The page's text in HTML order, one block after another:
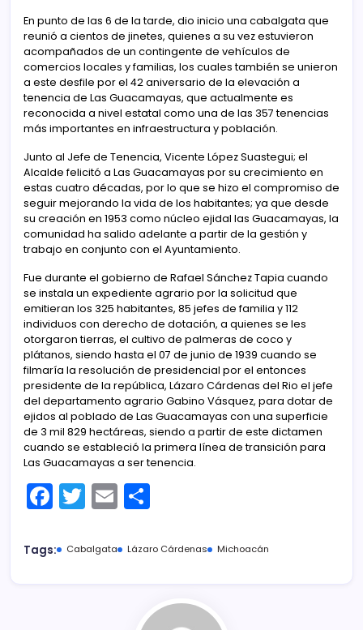
En punto de las 6 de la tarde, dio inicio una cabalgata que
reunió a cientos de jinetes, quienes a su vez estuvieron
acompañados de un contingente de vehículos de
comercios locales y familias, los cuales también se unieron
a este desfile por el 42 aniversario de la elevación a
tenencia de Las Guacamayas, que actualmente es
reconocida a nivel estatal como una de las 357 tenencias
más importantes en infraestructura y población.
Junto al Jefe de Tenencia, Vicente López Suastegui; el
Alcalde felicitó a Las Guacamayas por su crecimiento en
estas cuatro décadas, por lo que se hizo el compromiso de
seguir mejorando la vida de los habitantes; ya que desde
su creación en 1953 como núcleo ejidal las Guacamayas, la
comunidad ha salido adelante a partir de la gestión y
trabajo en conjunto con el Ayuntamiento.
Fue durante el gobierno de Rafael Sánchez Tapia cuando
se instala un expediente agrario por la solicitud que
emitieran los 325 habitantes, 85 jefes de familia y 112
individuos con derecho de dotación, a quienes se les
otorgaron tierras, el cultivo de palmeras de coco y
plátanos, siendo hasta el 07 de junio de 1939 cuando se
filmaría la resolución de presidencial por el entonces
presidente de la república, Lázaro Cárdenas del Rio el jefe
del departamento agrario Gabino Vásquez, para dotar de
ejidos al poblado de Las Guacamayas con una superficie
de 3 mil 829 hectáreas, siendo a partir de este dictamen
cuando se estableció la primera línea de transición para
Las Guacamayas a ser tenencia.
F
a
c
T
w
itt
E
m
ai m
ar
Tags: Cabalgata Lázaro Cárdenas Michoacán